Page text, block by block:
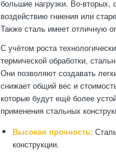
большие нагрузки. Во-вторых,
воздействию гниения или
Также сталь имеет отличную
С учётом роста
термической обработки,
Они позволяют создавать
снижает общий вес и
которые будут ещё более
применения стальных
Высокая прочность:
конструкции.